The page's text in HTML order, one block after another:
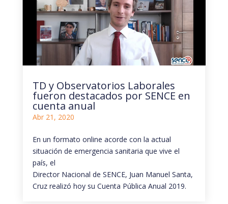
TD y Observatorios Laborales
fueron destacados por SENCE en
cuenta anual
Abr 21, 2020
En un formato online acorde con la actual
situación de emergencia sanitaria que vive el
país, el
Director Nacional de SENCE, Juan Manuel Santa,
Cruz realizó hoy su Cuenta Pública Anual 2019.